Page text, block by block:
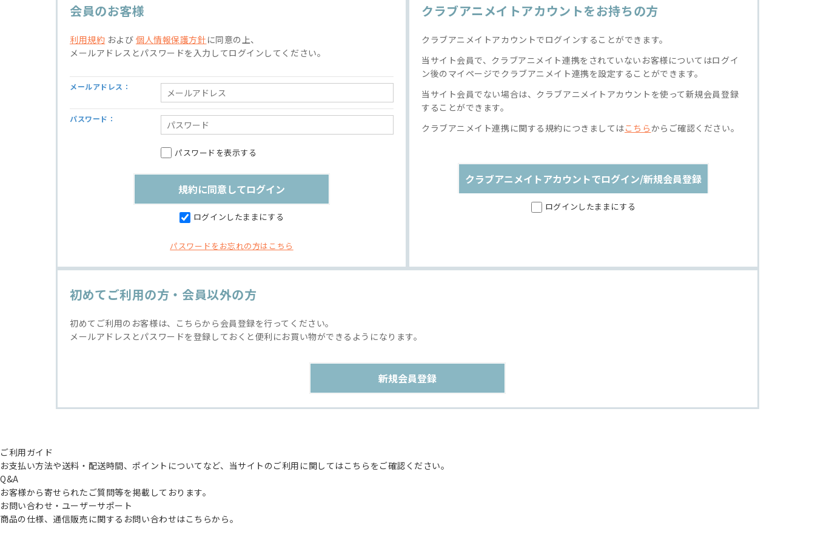
会員のお客様
利用規約 および個人情報保護方針 に同意の上、
メールアドレスとパスワードを入力してログインしてください。
メールアドレス：
パスワード：
パスワードを表示する
ログインしたままにする
パスワードをお忘れの方はこちら
クラブアニメイトアカウントをお持ちの方
クラブアニメイトアカウントでログインすることができます。
当サイト会員で、クラブアニメイト連携をされていないお客様についてはログイ
ン後のマイページでクラブアニメイト連携を設定することができます。
当サイト会員でない場合は、クラブアニメイトアカウントを使って新規会員登録
することができます。
クラブアニメイト連携に関する規約につきましてはこちらからご確認ください。
クラブアニメイトアカウントでログイン/新規会員登録
ログインしたままにする
初めてご利用の方・会員以外の方
初めてご利用のお客様は、こちらから会員登録を行ってください。
メールアドレスとパスワードを登録しておくと便利にお買い物ができるようになります。
ご利用ガイド
お支払い方法や送料・配送時間、ポイントについてなど、当サイトのご利用に関してはこちらをご確認ください。
Q&A
お客様から寄せられたご質問等を掲載しております。
お問い合わせ・ユーザーサポート
商品の仕様、通信販売に関するお問い合わせはこちらから。